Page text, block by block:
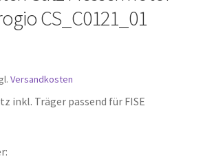
CS_C0121_01
Versandkosten
inkl. Träger passend für FISE